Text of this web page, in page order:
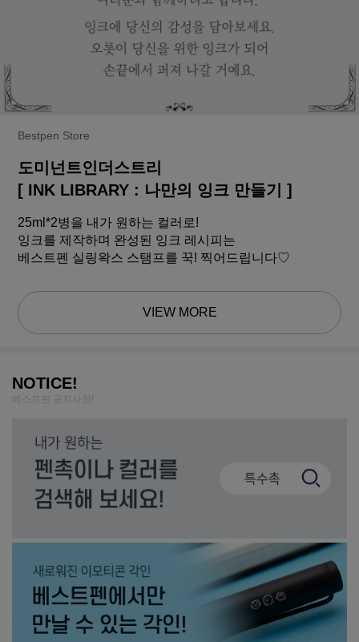
Bestpen Store
도미넌트인더스트리
[ INK LIBRARY : 나만의 잉크 만들기 ]
25ml*2병을 내가 원하는 컬러로!
잉크를 제작하며 완성된 잉크 레시피는
베스트펜 실링왁스 스탬프를 꾹! 찍어드립니다♡
VIEW MORE
NOTICE!
베스트펜 공지사항!